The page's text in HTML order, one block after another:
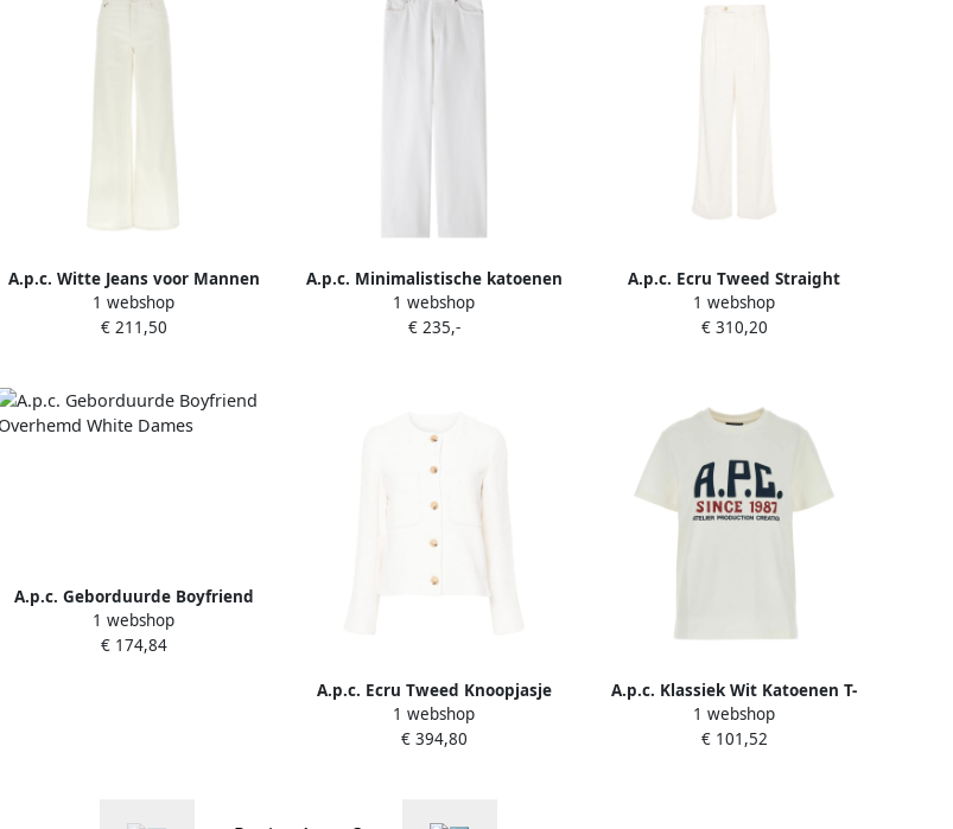
A.p.c. Witte Jeans voor Mannen
White Dames
1 webshop
€ 211,50
A.p.c. Minimalistische katoenen
broek White Dames
1 webshop
€ 235,-
A.p.c. Ecru Tweed Straight
Tailored Broek White Dames
1 webshop
€ 310,20
A.p.c. Geborduurde Boyfriend
Overhemd White Dames
1 webshop
€ 174,84
A.p.c. Ecru Tweed Knoopjasje
White Dames
1 webshop
€ 394,80
A.p.c. Klassiek Wit Katoenen T-
Shirt White Dames
1 webshop
€ 101,52